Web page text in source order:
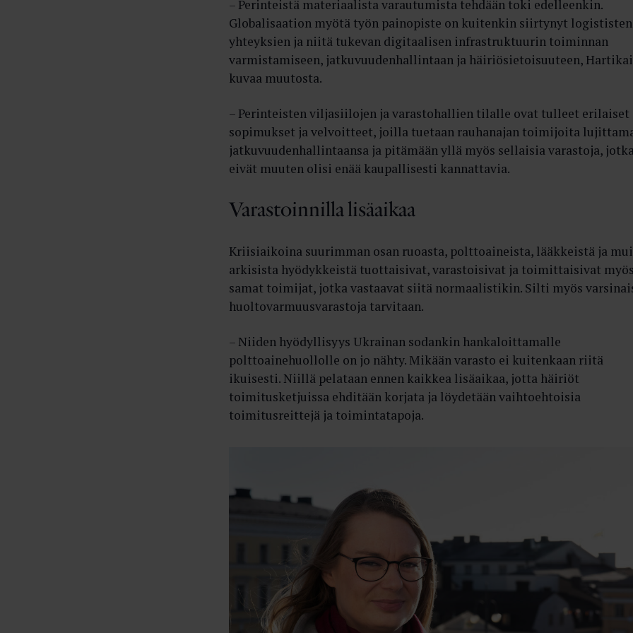
– Perinteistä materiaalista varautumista tehdään toki edelleenkin.
Globalisaation myötä työn painopiste on kuitenkin siirtynyt logististen
yhteyksien ja niitä tukevan digitaalisen infrastruktuurin toiminnan
varmistamiseen, jatkuvuudenhallintaan ja häiriösietoisuuteen,
kuvaa muutosta.
– Perinteisten viljasiilojen ja varastohallien tilalle ovat tulleet erilaiset
sopimukset ja velvoitteet, joilla tuetaan rauhanajan toimijoita
jatkuvuudenhallintaansa ja pitämään yllä myös sellaisia varastoja,
eivät muuten olisi enää kaupallisesti kannattavia.
Varastoinnilla lisäaikaa
Kriisiaikoina suurimman osan ruoasta, polttoaineista, lääkkeistä ja
arkisista hyödykkeistä tuottaisivat, varastoisivat ja toimittaisivat myös
samat toimijat, jotka vastaavat siitä normaalistikin. Silti myös
huoltovarmuusvarastoja tarvitaan.
– Niiden hyödyllisyys Ukrainan sodankin hankaloittamalle
polttoainehuollolle on jo nähty. Mikään varasto ei kuitenkaan riitä
ikuisesti. Niillä pelataan ennen kaikkea lisäaikaa, jotta häiriöt
toimitusketjuissa ehditään korjata ja löydetään vaihtoehtoisia
toimitusreittejä ja toimintatapoja.